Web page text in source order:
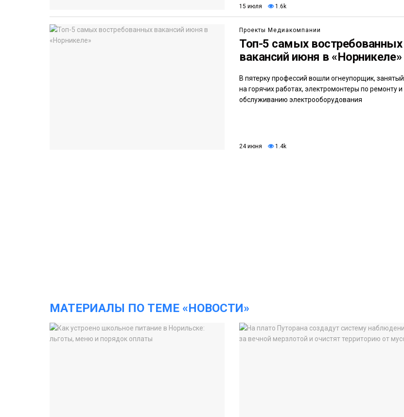
15 июля 1.6k
Проекты Медиакомпании
Топ-5 самых востребованных
вакансий июня в «Норникеле»
В пятерку профессий вошли огнеупорщик, занятый
на горячих работах, электромонтеры по ремонту и
обслуживанию электрооборудования
24 июня 1.4k
МАТЕРИАЛЫ ПО ТЕМЕ «НОВОСТИ»